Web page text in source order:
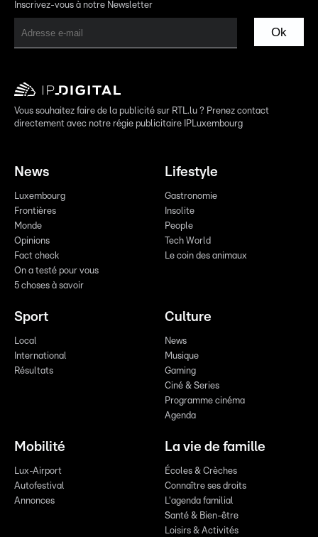
Inscrivez-vous à notre Newsletter
Ok
Vous souhaitez faire de la publicité sur RTL.lu ? Prenez contact
directement avec notre régie publicitaire IPLuxembourg
News
Luxembourg
Frontières
Monde
Opinions
Fact check
On a testé pour vous
5 choses à savoir
Lifestyle
Gastronomie
Insolite
People
Tech World
Le coin des animaux
Sport
Local
International
Résultats
Culture
News
Musique
Gaming
Ciné & Series
Programme cinéma
Agenda
Mobilité
Lux-Airport
Autofestival
Annonces
La vie de famille
Écoles & Crèches
Connaître ses droits
L'agenda familial
Santé & Bien-être
Loisirs & Activités